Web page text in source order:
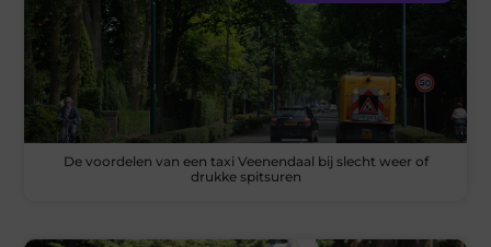
De voordelen van een taxi Veenendaal bij slecht weer of
drukke spitsuren